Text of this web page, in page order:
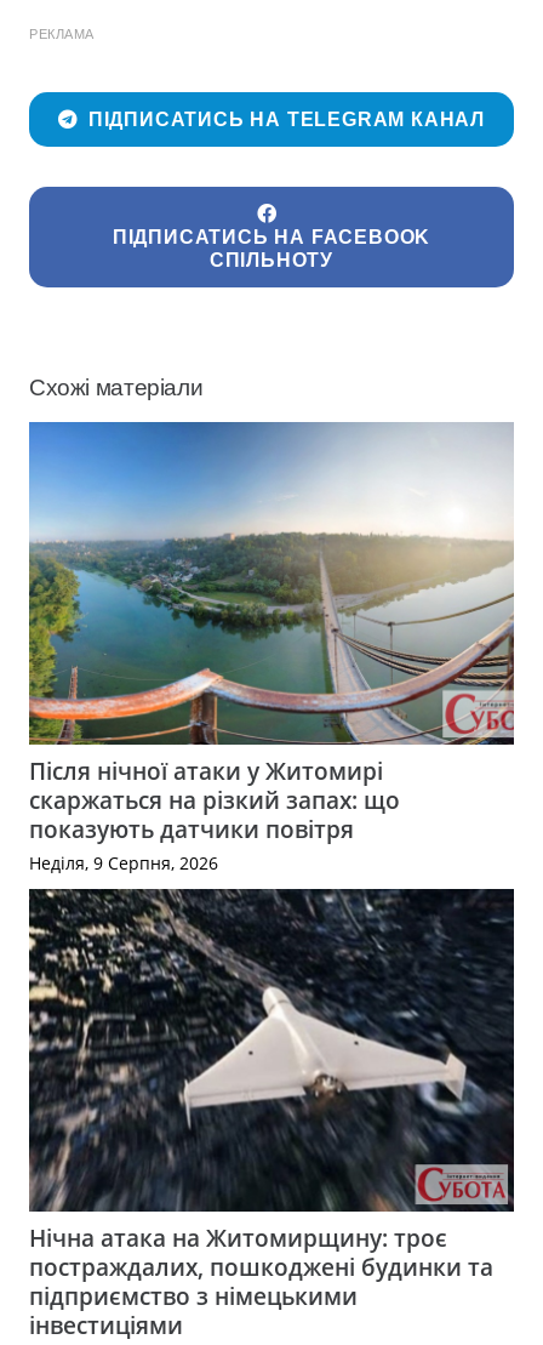
РЕКЛАМА
ПІДПИСАТИСЬ НА TELEGRAM КАНАЛ
ПІДПИСАТИСЬ НА FACEBOOK
СПІЛЬНОТУ
Схожі матеріали
Після нічної атаки у Житомирі
скаржаться на різкий запах: що
показують датчики повітря
Неділя, 9 Серпня, 2026
Нічна атака на Житомирщину: троє
постраждалих, пошкоджені будинки та
підприємство з німецькими
інвестиціями